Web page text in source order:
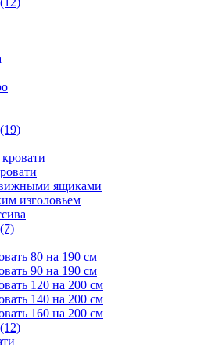
ящиками
изголовьем
80 на 190 см
90 на 190 см
120 на 200 см
140 на 200 см
160 на 200 см